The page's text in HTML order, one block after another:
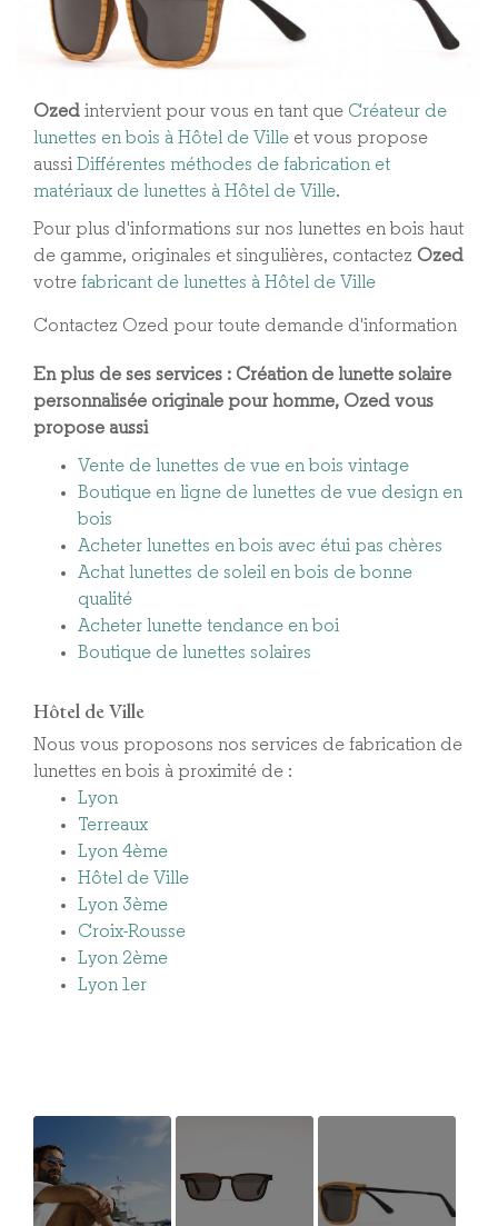
Ozed intervient pour vous en tant que Créateur de
lunettes en bois à Hôtel de Ville et vous propose
aussi Différentes méthodes de fabrication et
matériaux de lunettes à Hôtel de Ville​.
Pour plus d'informations sur nos lunettes en bois haut
de gamme, originales et singulières, contactez Ozed
votre fabricant de lunettes à Hôtel de Ville
Contactez Ozed pour toute demande d'information
En plus de ses services : Création de lunette solaire
personnalisée originale pour homme, Ozed vous
propose aussi
Vente de lunettes de vue en bois vintage
Boutique en ligne de lunettes de vue design en
bois
Acheter lunettes en bois avec étui pas chères
Achat lunettes de soleil en bois de bonne
qualité
Acheter lunette tendance en boi
Boutique de lunettes solaires
Hôtel de Ville
Nous vous proposons nos services de fabrication de
lunettes en bois à proximité de :
Lyon
Terreaux
Lyon 4ème
Hôtel de Ville
Lyon 3ème
Croix-Rousse
Lyon 2ème
Lyon 1er